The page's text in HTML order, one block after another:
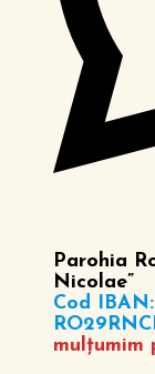
Parohia
Nicolae”
Cod IBAN:
mulțumim